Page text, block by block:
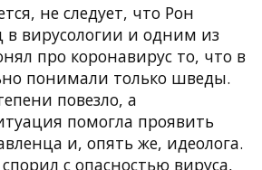
не следует, что Рон
в вирусологии и одним из
про коронавирус то, что в
понимали только шведы.
повезло, а
помогла проявить
и, опять же, идеолога.
с опасностью вируса,